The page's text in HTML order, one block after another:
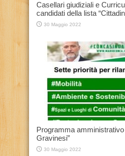
Casellari giudiziali e
candidati della lista
30 Maggio 2022
Programma amministrativo
Gravinesi”
30 Maggio 2022